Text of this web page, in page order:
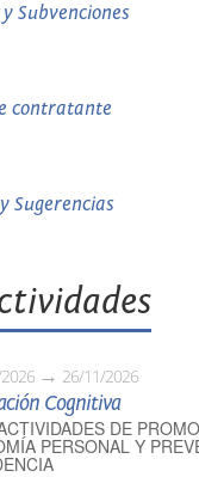
Subvenciones
contratante
Sugerencias
26/11/2026
Cognitiva
DE
PERSONAL Y